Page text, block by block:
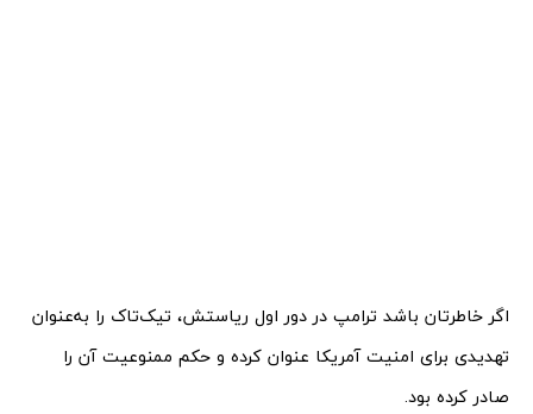
اگر خاطرتان باشد ترامپ در دور اول ریاستش، تیک‌تاک را به‌عنوان
تهدیدی برای امنیت آمریکا عنوان کرده و حکم ممنوعیت آن را
صادر کرده بود.